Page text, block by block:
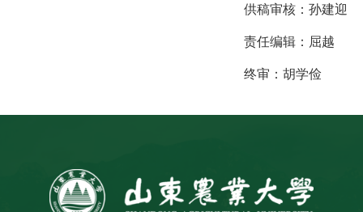
供稿审核：孙建迎
责任编辑： 屈越
终审：胡学俭